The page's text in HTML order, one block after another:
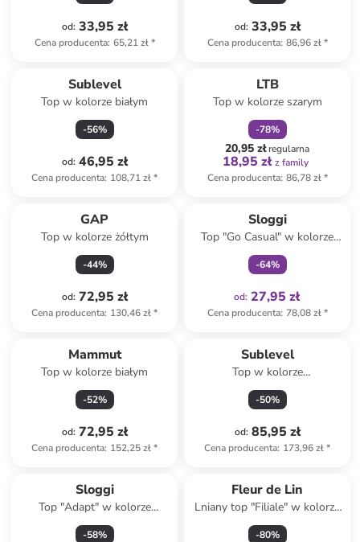
od: 33,95 zł
Cena producenta: 65,21 zł*
od: 33,95 zł
Cena producenta: 86,96 zł*
Sublevel
Top w kolorze białym
-56%
od: 46,95 zł
Cena producenta: 108,71 zł*
LTB
Top w kolorze szarym
-78%
20,95 złregularna
18,95 zł z family
Cena producenta: 86,78 zł*
GAP
Top w kolorze żółtym
-44%
od: 72,95 zł
Cena producenta: 130,46 zł*
Sloggi
Top "Go Casual" w kolorze
białym
-64%
od: 27,95 zł
Cena producenta: 78,08 zł*
Mammut
Top w kolorze białym
-52%
od: 72,95 zł
Cena producenta: 152,25 zł*
Sublevel
Top w kolorze
ciemnobrązowym
-50%
od: 85,95 zł
Cena producenta: 173,96 zł*
Sloggi
Top "Adapt" w kolorze
beżowym
-58%
Fleur de Lin
Lniany top "Filiale" w kolorze
beżowym
-80%